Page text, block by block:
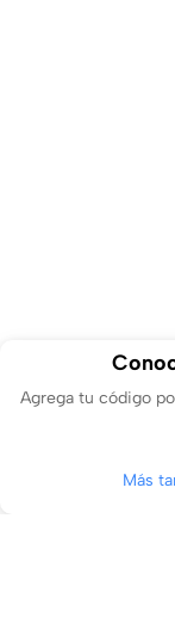
Agrega tu código
Más
Agregar al